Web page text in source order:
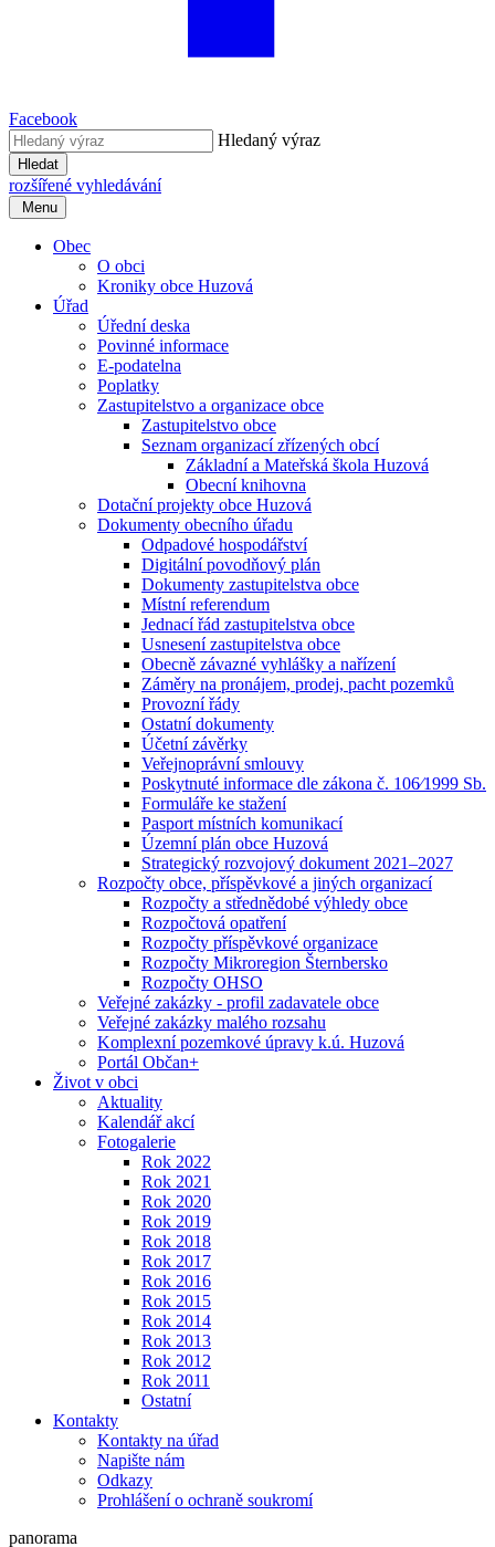
Facebook
Hledaný výraz
Hledat
rozšířené vyhledávání
Menu
Obec
O obci
Kroniky obce Huzová
Úřad
Úřední deska
Povinné informace
E-podatelna
Poplatky
Zastupitelstvo a organizace obce
Zastupitelstvo obce
Seznam organizací zřízených obcí
Základní a Mateřská škola Huzová
Obecní knihovna
Dotační projekty obce Huzová
Dokumenty obecního úřadu
Odpadové hospodářství
Digitální povodňový plán
Dokumenty zastupitelstva obce
Místní referendum
Jednací řád zastupitelstva obce
Usnesení zastupitelstva obce
Obecně závazné vyhlášky a nařízení
Záměry na pronájem, prodej, pacht pozemků
Provozní řády
Ostatní dokumenty
Účetní závěrky
Veřejnoprávní smlouvy
Poskytnuté informace dle zákona č. 106⁄1999 Sb.
Formuláře ke stažení
Pasport místních komunikací
Územní plán obce Huzová
Strategický rozvojový dokument 2021–2027
Rozpočty obce, příspěvkové a jiných organizací
Rozpočty a střednědobé výhledy obce
Rozpočtová opatření
Rozpočty příspěvkové organizace
Rozpočty Mikroregion Šternbersko
Rozpočty OHSO
Veřejné zakázky - profil zadavatele obce
Veřejné zakázky malého rozsahu
Komplexní pozemkové úpravy k.ú. Huzová
Portál Občan+
Život v obci
Aktuality
Kalendář akcí
Fotogalerie
Rok 2022
Rok 2021
Rok 2020
Rok 2019
Rok 2018
Rok 2017
Rok 2016
Rok 2015
Rok 2014
Rok 2013
Rok 2012
Rok 2011
Ostatní
Kontakty
Kontakty na úřad
Napište nám
Odkazy
Prohlášení o ochraně soukromí
panorama